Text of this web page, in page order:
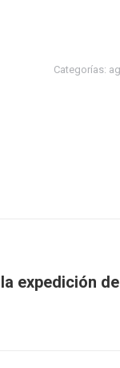
Categorías:
expedición